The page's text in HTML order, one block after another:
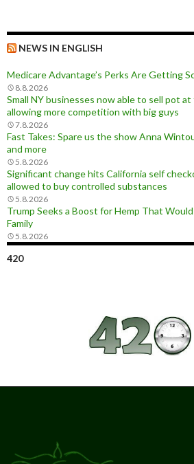
NEWS IN ENGLISH
Medicare Advantage’s Perks Are Getting
8.8.2026
Small NY businesses now able to sell pot
allowing more competition with big guys
7.8.2026
Fast Takes: Spare us the show Anna
and more
5.8.2026
Significant change hits California self
allowed to buy controlled substances
5.8.2026
Trump Seeks a Boost for Hemp That
Family
5.8.2026
420